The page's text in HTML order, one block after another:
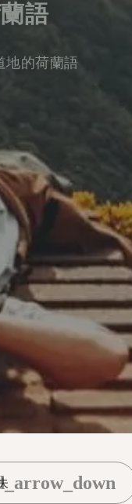
語
地的荷蘭語